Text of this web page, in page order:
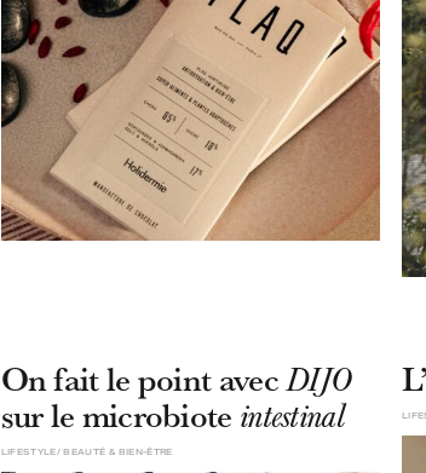
On fait le point avecDIJO
sur le microbiote intestinal
BEAUTÉ & BIEN-ÊTRE
LIFESTYLE
L’